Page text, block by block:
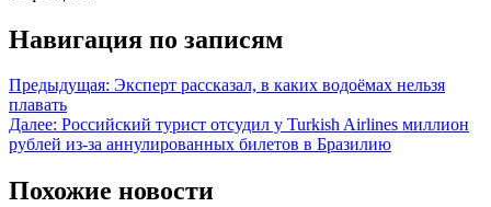
Навигация по записям
Предыдущая: Эксперт рассказал, в каких водоёмах нельзя
плавать
Далее: Российский турист отсудил у Turkish Airlines миллион
рублей из-за аннулированных билетов в Бразилию
Похожие новости